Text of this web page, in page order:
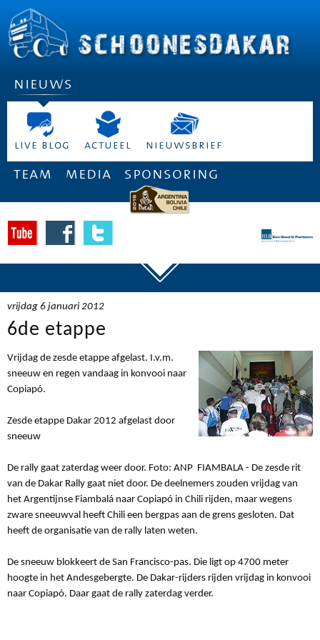
nieuws
live blog actueel nieuwsbrief
team media sponsoring
vrijdag 6 januari 2012
6de etappe
Vrijdag de zesde etappe afgelast. I.v.m.
sneeuw en regen vandaag in konvooi naar
Copiapó.
Zesde etappe Dakar 2012 afgelast door
sneeuw
De rally gaat zaterdag weer door. Foto: ANP FIAMBALA - De zesde rit
van de Dakar Rally gaat niet door. De deelnemers zouden vrijdag van
het Argentijnse Fiambalá naar Copiapó in Chili rijden, maar wegens
zware sneeuwval heeft Chili een bergpas aan de grens gesloten. Dat
heeft de organisatie van de rally laten weten.
De sneeuw blokkeert de San Francisco-pas. Die ligt op 4700 meter
hoogte in het Andesgebergte. De Dakar-rijders rijden vrijdag in konvooi
naar Copiapó. Daar gaat de rally zaterdag verder.